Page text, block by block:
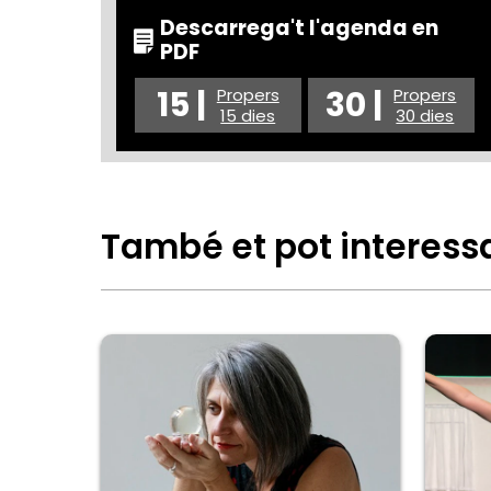
Descarrega't l'agenda en
PDF
15 | Propers
15 dies
30 | Propers
30 dies
També et pot